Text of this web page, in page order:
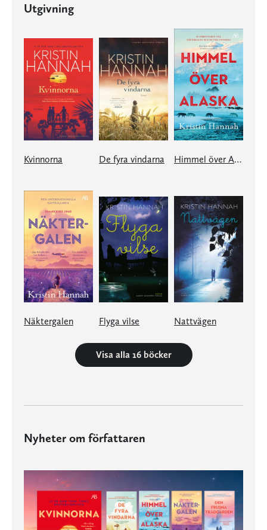
Utgivning
Kvinnorna De fyra vindarna Himmel över Alaska
Näktergalen Flyga vilse Nattvägen
Visa alla 16 böcker
Nyheter om författaren